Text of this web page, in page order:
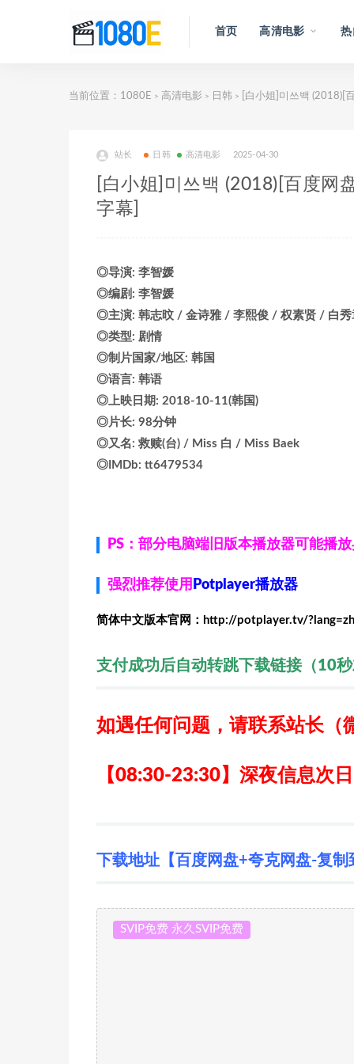
首页 高清电影 热
当前位置： 1080E > 高清电影 > 日韩 > [白小姐]미쓰백 (2018)[
站长 日韩 高清电影 2025-04-30
[白小姐]미쓰백 (2018)[百度
字幕]
◎导演: 李智媛
◎编剧: 李智媛
◎主演: 韩志旼 / 金诗雅 / 李熙俊 / 权素贤 / 白
◎类型: 剧情
◎制片国家/地区: 韩国
◎语言: 韩语
◎上映日期: 2018-10-11(韩国)
◎片长: 98分钟
◎又名: 救赎(台) / Miss 白 / Miss Baek
◎IMDb: tt6479534
PS：部分电脑端旧版本播放器可能播
强烈推荐使用 Potplayer播放器
简体中文版本官网：http://potplayer.tv/
支付成功后自动转跳下载链接（10
如遇任何问题，请联系站长（
【08:30-23:30】深夜信息次
下载地址【百度网盘+夸克网盘-复
SVIP免费 永久SVIP免费